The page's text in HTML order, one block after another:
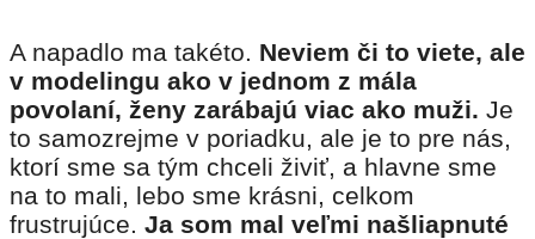
A napadlo ma takéto. Neviem či to viete, ale
v modelingu ako v jednom z mála
povolaní, ženy zarábajú viac ako muži. Je
to samozrejme v poriadku, ale je to pre nás,
ktorí sme sa tým chceli živiť, a hlavne sme
na to mali, lebo sme krásni, celkom
frustrujúce. Ja som mal veľmi našliapnuté